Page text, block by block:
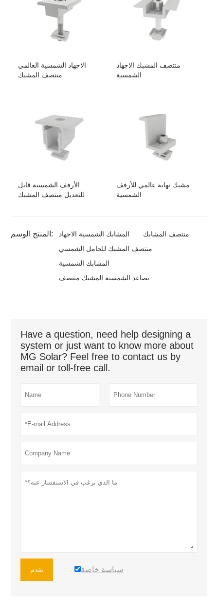
الاجهاد الشمسية العالمي
منتصف المشبك
منتصف المشبك الاجهاد
الشمسية
الأرفف الشمسية قابل
للتعديل منتصف المشبك
مشبك نهاية عالمي للأرفف
الشمسية
المنتج الوسم: المشابك الشمسية الاجهاد
منتصف المشابك
منتصف المشبك للحامل الشمسي
المشابك الشمسية
تصاعد الشمسية المشبك منتصف
Have a question, need help designing a
system or just want to know more about
MG Solar? Feel free to contact us by
email or toll-free call.
تقدم سياسة خاصة